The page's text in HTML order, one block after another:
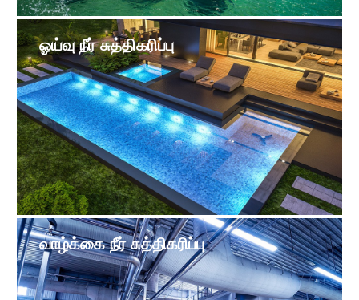
ஓய்வு நீர் சுத்திகரிப்பு
வாழ்க்கை நீர் சுத்திகரிப்பு